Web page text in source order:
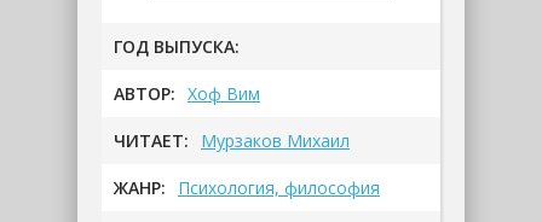
ГОД ВЫПУСКА:
АВТОР: Хоф Вим
ЧИТАЕТ: Мурзаков Михаил
ЖАНР: Психология, философия